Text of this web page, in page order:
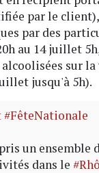
par le
par des
au 14 juillet
sur
jusqu'à 5h).
#FêteNationale
un
dans le